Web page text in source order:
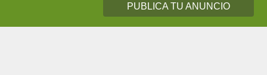
PUBLICA TU ANUNCIO